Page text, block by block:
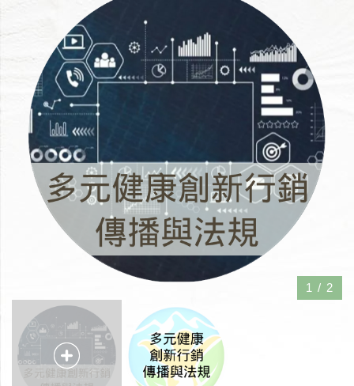
1 / 2